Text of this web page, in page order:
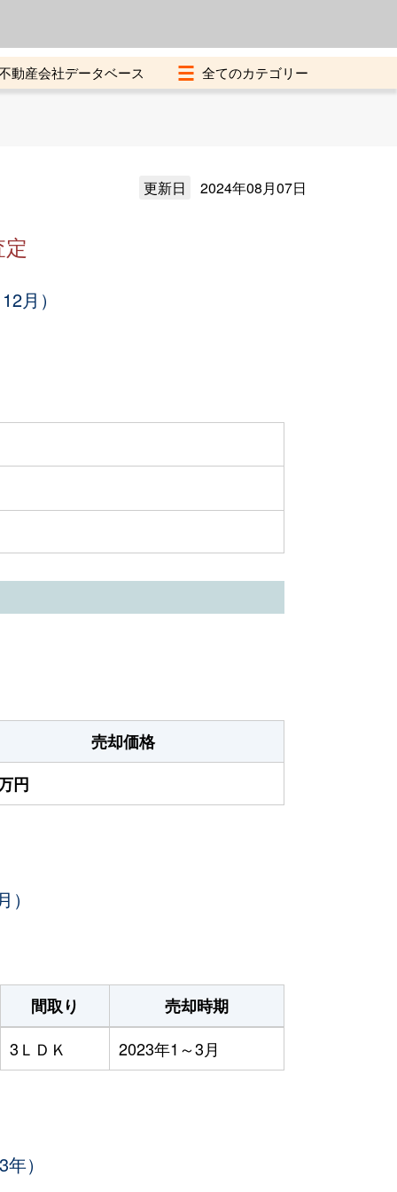
動産会社データベース
更新日 2024年08月07日
月）
売却価格
円
間取り
売却時期
3ＬＤＫ
2023年1～3月
）